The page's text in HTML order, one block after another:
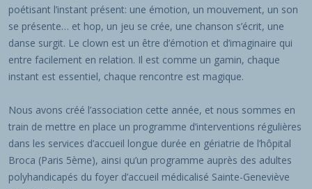
poétisant l’instant présent: une émotion, un mouvement, un son
se présente… et hop, un jeu se crée, une chanson s’écrit, une
danse surgit. Le clown est un être d’émotion et d’imaginaire qui
entre facilement en relation. Il est comme un gamin, chaque
instant est essentiel, chaque rencontre est magique.
Nous avons créé l’association cette année, et nous sommes en
train de mettre en place un programme d’interventions régulières
dans les services d’accueil longue durée en gériatrie de l’hôpital
Broca (Paris 5ème), ainsi qu’un programme auprès des adultes
polyhandicapés du foyer d’accueil médicalisé Sainte-Geneviève